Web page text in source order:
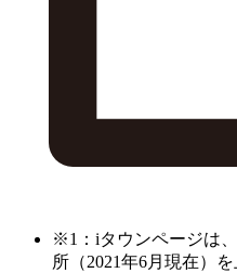
※1：iタウンページは
所（2021年6月現在）